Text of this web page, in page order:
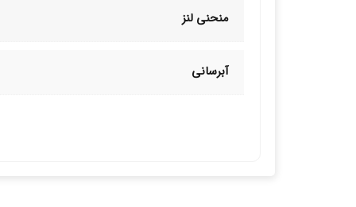
منحنی لنز
آبرسانی